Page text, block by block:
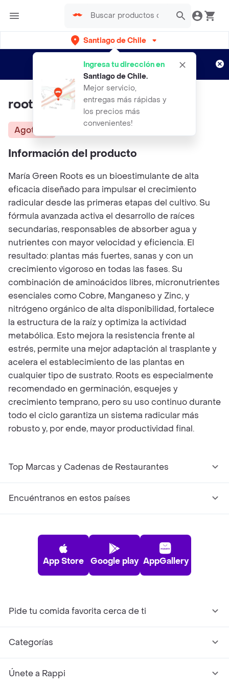
Santiago de Chile
Ingresa tu dirección en
Santiago de Chile.
Mejor servicio,
entregas más rápidas y
los precios más
convenientes!
envíos gratis por semanas
Aplican TyC
roots 1l Maria Green
Agotado
Información del producto
María Green Roots es un bioestimulante de alta
eficacia diseñado para impulsar el crecimiento
radicular desde las primeras etapas del cultivo. Su
fórmula avanzada activa el desarrollo de raíces
secundarias, responsables de absorber agua y
nutrientes con mayor velocidad y eficiencia. El
resultado: plantas más fuertes, sanas y con un
crecimiento vigoroso en todas las fases. Su
combinación de aminoácidos libres, micronutrientes
esenciales como Cobre, Manganeso y Zinc, y
nitrógeno orgánico de alta disponibilidad, fortalece
la estructura de la raíz y optimiza la actividad
metabólica. Esto mejora la resistencia frente al
estrés, permite una mejor adaptación al trasplante y
acelera el establecimiento de las plantas en
cualquier tipo de sustrato. Roots es especialmente
recomendado en germinación, esquejes y
crecimiento temprano, pero su uso continuo durante
todo el ciclo garantiza un sistema radicular más
robusto y, por ende, mayor productividad final.
Top Marcas y Cadenas de Restaurantes
Encuéntranos en estos países
App Store Google play AppGallery
Pide tu comida favorita cerca de ti
Categorías
Únete a Rappi